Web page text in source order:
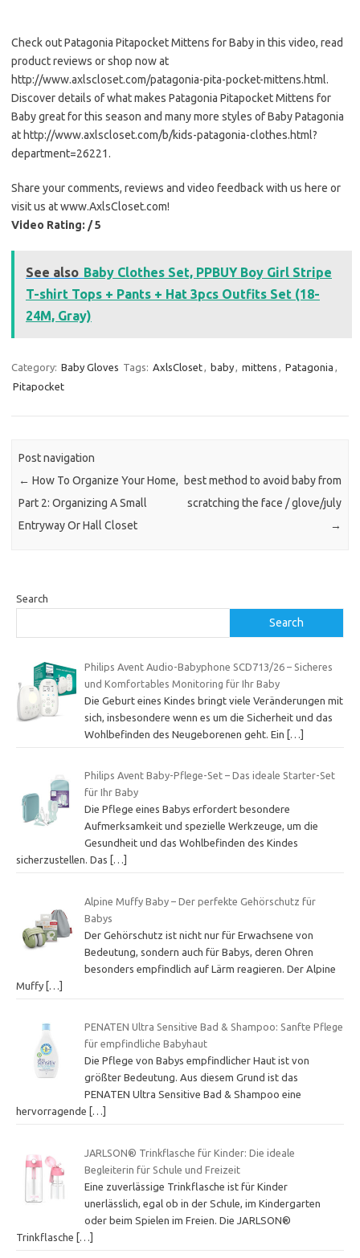
Check out Patagonia Pitapocket Mittens for Baby in this video, read
product reviews or shop now at
http://www.axlscloset.com/patagonia-pita-pocket-mittens.html.
Discover details of what makes Patagonia Pitapocket Mittens for
Baby great for this season and many more styles of Baby Patagonia
at http://www.axlscloset.com/b/kids-patagonia-clothes.html?
department=26221.
Share your comments, reviews and video feedback with us here or
visit us at www.AxlsCloset.com!
Video Rating: / 5
See also Baby Clothes Set, PPBUY Boy Girl Stripe
T-shirt Tops + Pants + Hat 3pcs Outfits Set (18-
24M, Gray)
Category: Baby Gloves Tags: AxlsCloset, baby, mittens , Patagonia ,
Pitapocket
Post navigation
← How To Organize Your Home,
Part 2: Organizing A Small
Entryway Or Hall Closet
best method to avoid baby from
scratching the face / glove/july
→
Search
Search
Philips Avent Audio-Babyphone SCD713/26 – Sicheres
und Komfortables Monitoring für Ihr Baby
Die Geburt eines Kindes bringt viele Veränderungen mit
sich, insbesondere wenn es um die Sicherheit und das
Wohlbefinden des Neugeborenen geht. Ein […]
Philips Avent Baby-Pflege-Set – Das ideale Starter-Set
für Ihr Baby
Die Pflege eines Babys erfordert besondere
Aufmerksamkeit und spezielle Werkzeuge, um die
Gesundheit und das Wohlbefinden des Kindes
sicherzustellen. Das
[…]
Alpine Muffy Baby – Der perfekte Gehörschutz für
Babys
Der Gehörschutz ist nicht nur für Erwachsene von
Bedeutung, sondern auch für Babys, deren Ohren
besonders empfindlich auf Lärm reagieren. Der Alpine
Muffy […]
PENATEN Ultra Sensitive Bad & Shampoo: Sanfte Pflege
für empfindliche Babyhaut
Die Pflege von Babys empfindlicher Haut ist von
größter Bedeutung. Aus diesem Grund ist das
PENATEN Ultra Sensitive Bad & Shampoo eine
hervorragende
[…]
JARLSON® Trinkflasche für Kinder: Die ideale
Begleiterin für Schule und Freizeit
Eine zuverlässige Trinkflasche ist für Kinder
unerlässlich, egal ob in der Schule, im Kindergarten
oder beim Spielen im Freien. Die JARLSON®
Trinkflasche […]